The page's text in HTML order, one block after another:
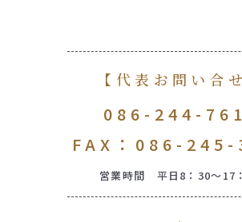
【代表お問い合
086-244-
FAX：086-245-
営業時間 平日8：30～17